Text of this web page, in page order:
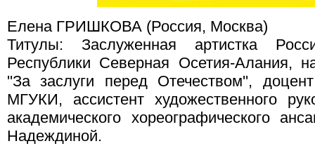
Елена ГРИШКОВА (Россия, Москва)
Титулы: Заслуженная артистка
Республики Северная Осетия-Алания,
''За заслуги перед Отечеством'',
МГУКИ, ассистент художественного
академического хореографического
Надеждиной.